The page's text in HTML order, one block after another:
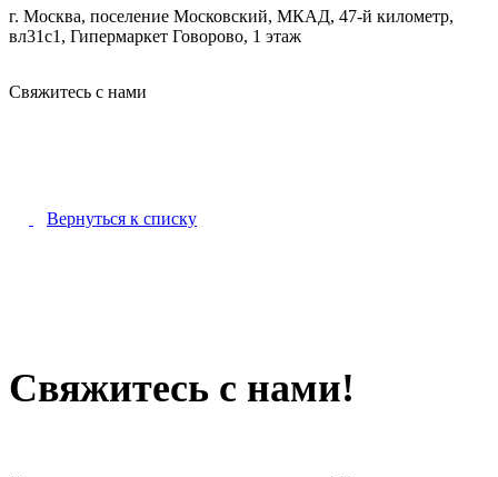
г. Москва, поселение Московский, МКАД, 47-й километр,
вл31с1, Гипермаркет Говорово, 1 этаж
Свяжитесь с нами
Вернуться к списку
Свяжитесь с нами!